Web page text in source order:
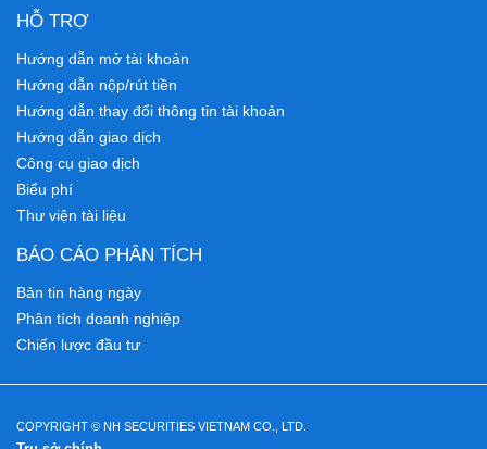
HỖ TRỢ
Hướng dẫn mở tài khoản
Hướng dẫn nộp/rút tiền
Hướng dẫn thay đổi thông tin tài khoản
Hướng dẫn giao dịch
Công cụ giao dịch
Biểu phí
Thư viện tài liệu
BÁO CÁO PHÂN TÍCH
Bản tin hàng ngày
Phân tích doanh nghiệp
Chiến lược đầu tư
COPYRIGHT © NH SECURITIES VIETNAM CO., LTD.